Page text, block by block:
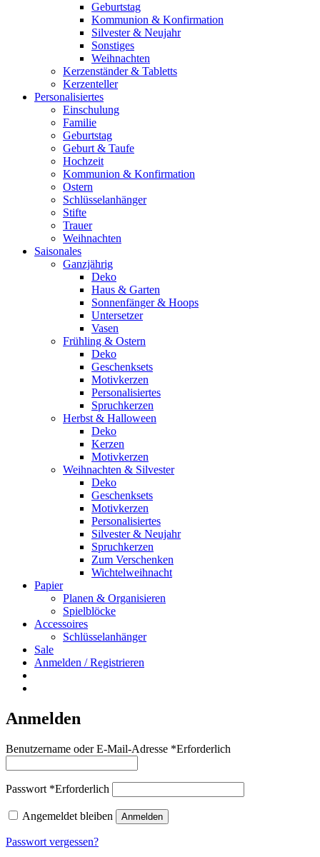
Geburtstag
Kommunion & Konfirmation
Silvester & Neujahr
Sonstiges
Weihnachten
Kerzenständer & Tabletts
Kerzenteller
Personalisiertes
Einschulung
Familie
Geburtstag
Geburt & Taufe
Hochzeit
Kommunion & Konfirmation
Ostern
Schlüsselanhänger
Stifte
Trauer
Weihnachten
Saisonales
Ganzjährig
Deko
Haus & Garten
Sonnenfänger & Hoops
Untersetzer
Vasen
Frühling & Ostern
Deko
Geschenksets
Motivkerzen
Personalisiertes
Spruchkerzen
Herbst & Halloween
Deko
Kerzen
Motivkerzen
Weihnachten & Silvester
Deko
Geschenksets
Motivkerzen
Personalisiertes
Silvester & Neujahr
Spruchkerzen
Zum Verschenken
Wichtelweihnacht
Papier
Planen & Organisieren
Spielblöcke
Accessoires
Schlüsselanhänger
Sale
Anmelden / Registrieren
Anmelden
Benutzername oder E-Mail-Adresse *Erforderlich
Passwort *Erforderlich
Angemeldet bleiben Anmelden
Passwort vergessen?